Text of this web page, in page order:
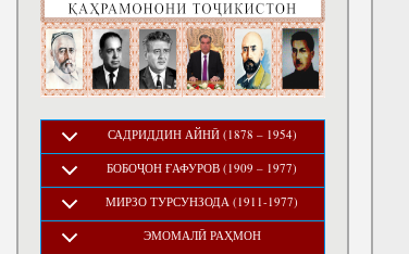
САДРИДДИН АЙНӢ (1878 – 1954)
БОБОҶОН ҒАФУРОВ (1909 – 1977)
МИРЗО ТУРСУНЗОДА (1911-1977)
ЭМОМАЛӢ РАҲМОН